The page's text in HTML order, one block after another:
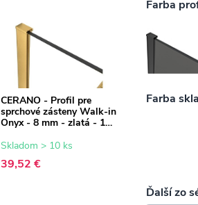
CERANO - Profil pre
sprchové zásteny Walk-in
Onyx - 8 mm - zlatá - 15
Skladom > 10 ks
39,52 €